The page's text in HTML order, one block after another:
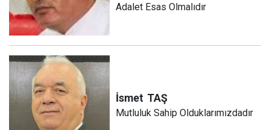
Adalet Esas Olmalıdır
İsmet TAŞ
Mutluluk Sahip Olduklarımızdadır